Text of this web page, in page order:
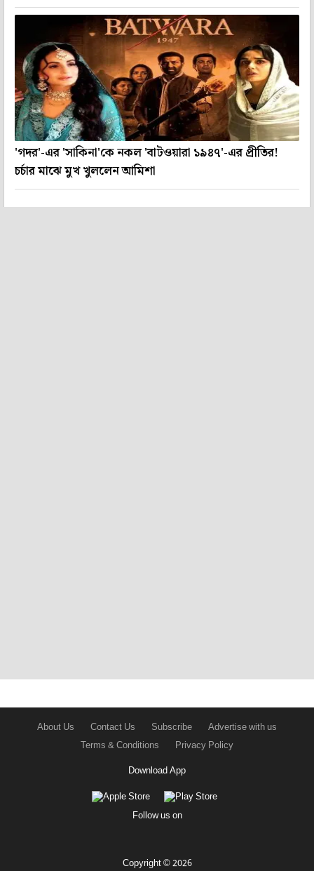
'গদর'-এর 'সাকিনা'কে নকল 'বাটওয়ারা ১৯৪৭'-এর প্রীতির!
চর্চার মাঝে মুখ খুললেন আমিশা
About Us Contact Us Subscribe
Advertise with us
Terms & Conditions
Privacy Policy
Download App
Follow us on
Copyright © 2026